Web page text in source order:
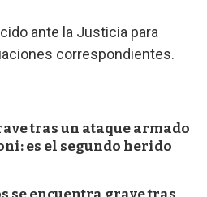
ante la Justicia para
correspondientes.
tras un ataque armado
es el segundo herido